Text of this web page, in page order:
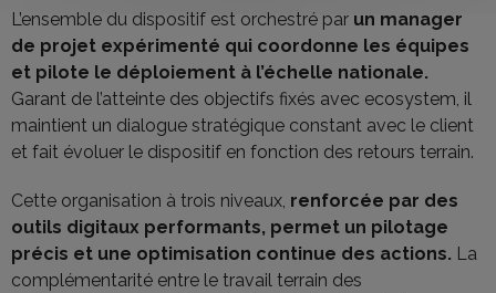
L’ensemble du dispositif est orchestré par un manager
de projet expérimenté qui coordonne les équipes
et pilote le déploiement à l’échelle nationale.
Garant de l’atteinte des objectifs fixés avec ecosystem, il
maintient un dialogue stratégique constant avec le client
et fait évoluer le dispositif en fonction des retours terrain.
Cette organisation à trois niveaux, renforcée par des
outils digitaux performants, permet un pilotage
précis et une optimisation continue des actions. La
complémentarité entre le travail terrain des